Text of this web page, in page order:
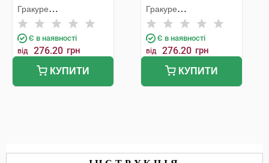
мл 1 флакон
Гракуре
Фармасьютікалс
Є в наявності
від 276.20 грн
КУПИТИ
мл 1 флакон
Гракуре
Фармасьютікалс
Є в наявності
від 276.20 грн
КУПИТИ